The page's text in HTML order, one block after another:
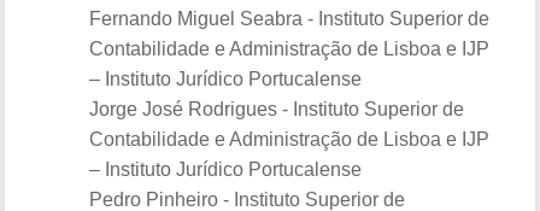
Fernando Miguel Seabra - Instituto Superior de
Contabilidade e Administração de Lisboa e IJP
– Instituto Jurídico Portucalense
Jorge José Rodrigues - Instituto Superior de
Contabilidade e Administração de Lisboa e IJP
– Instituto Jurídico Portucalense
Pedro Pinheiro - Instituto Superior de